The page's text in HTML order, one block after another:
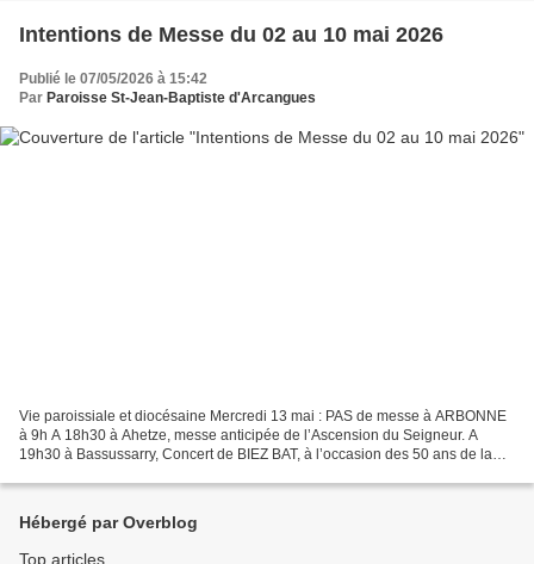
Intentions de Messe du 02 au 10 mai 2026
Publié le 07/05/2026 à 15:42
Par Paroisse St-Jean-Baptiste d'Arcangues
Vie paroissiale et diocésaine Mercredi 13 mai : PAS de messe à ARBONNE
à 9h A 18h30 à Ahetze, messe anticipée de l’Ascension du Seigneur. A
19h30 à Bassussarry, Concert de BIEZ BAT, à l’occasion des 50 ans de la
Hébergé par Overblog
Top articles